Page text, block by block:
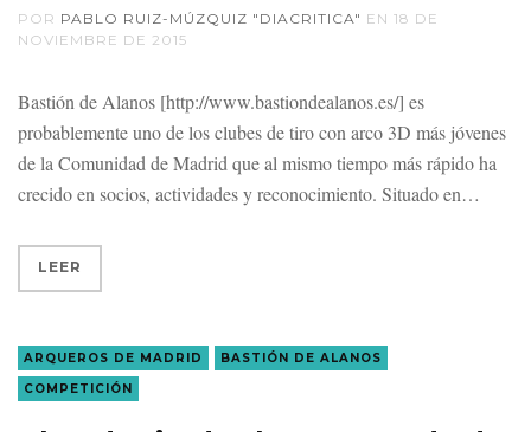
POR PABLO RUIZ-MÚZQUIZ "DIACRITICA" EN 18 DE
NOVIEMBRE DE 2015
Bastión de Alanos [http://www.bastiondealanos.es/] es
probablemente uno de los clubes de tiro con arco 3D más jóvenes
de la Comunidad de Madrid que al mismo tiempo más rápido ha
crecido en socios, actividades y reconocimiento. Situado en
LEER
ARQUEROS DE MADRID
BASTIÓN DE ALANOS
COMPETICIÓN